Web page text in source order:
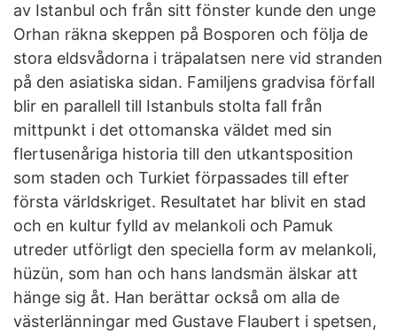
av Istanbul och från sitt fönster kunde den unge
Orhan räkna skeppen på Bosporen och följa de
stora eldsvådorna i träpalatsen nere vid stranden
på den asiatiska sidan. Familjens gradvisa förfall
blir en parallell till Istanbuls stolta fall från
mittpunkt i det ottomanska väldet med sin
flertusenåriga historia till den utkantsposition
som staden och Turkiet förpassades till efter
första världskriget. Resultatet har blivit en stad
och en kultur fylld av melankoli och Pamuk
utreder utförligt den speciella form av melankoli,
hüzün, som han och hans landsmän älskar att
hänge sig åt. Han berättar också om alla de
västerlänningar med Gustave Flaubert i spetsen,